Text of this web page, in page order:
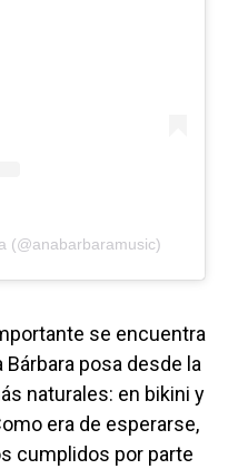
(@anabarbaramusic)
se encuentra
posa desde la
naturales: en bikini y
era de esperarse,
cumplidos por parte